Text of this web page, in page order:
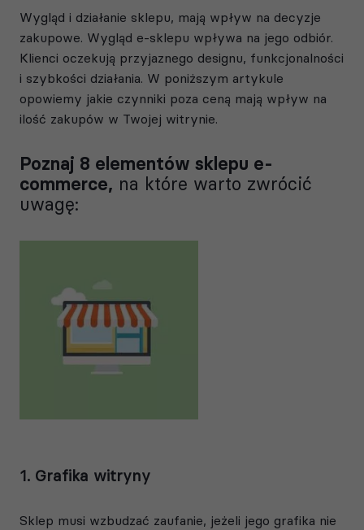
Wygląd i działanie sklepu, mają wpływ na decyzje
zakupowe. Wygląd e-sklepu wpływa na jego odbiór.
Klienci oczekują przyjaznego designu, funkcjonalności
i szybkości działania. W poniższym artykule
opowiemy jakie czynniki poza ceną mają wpływ na
ilość zakupów w Twojej witrynie.
Poznaj 8 elementów sklepu e-
commerce, na które warto zwrócić
uwagę:
1. Grafika witryny
Sklep musi wzbudzać zaufanie, jeżeli jego grafika nie